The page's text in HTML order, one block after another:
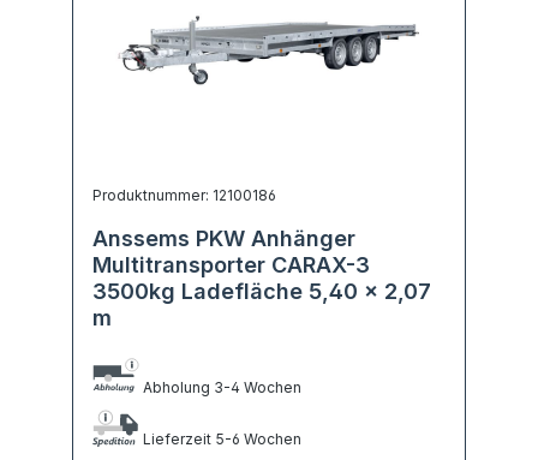
Produktnummer: 12100186
Anssems PKW Anhänger
Multitransporter CARAX-3
3500kg Ladefläche 5,40 x 2,07
m
Abholung 3-4 Wochen
Lieferzeit 5-6 Wochen